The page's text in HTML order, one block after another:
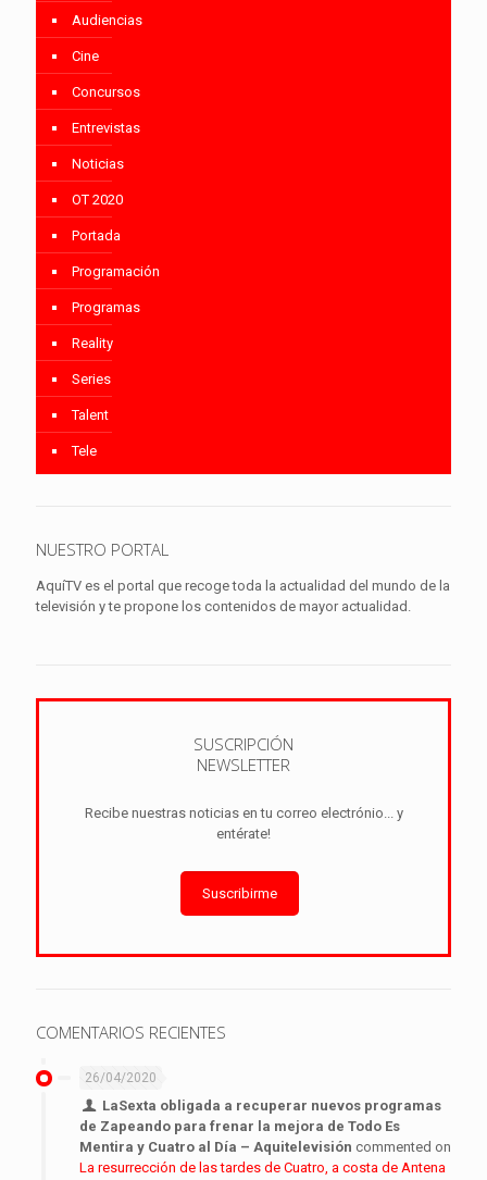
Audiencias
Cine
Concursos
Entrevistas
Noticias
OT 2020
Portada
Programación
Programas
Reality
Series
Talent
Tele
NUESTRO PORTAL
AquíTV es el portal que recoge toda la actualidad del mundo de la
televisión y te propone los contenidos de mayor actualidad.
SUSCRIPCIÓN
NEWSLETTER
Recibe nuestras noticias en tu correo electrónio... y
entérate!
Suscribirme
COMENTARIOS RECIENTES
26/04/2020
LaSexta obligada a recuperar nuevos programas
de Zapeando para frenar la mejora de Todo Es
Mentira y Cuatro al Día – Aquitelevisión commented on
La resurrección de las tardes de Cuatro, a costa de Antena